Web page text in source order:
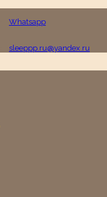
Whatsapp
sleeppp.ru@yandex.ru